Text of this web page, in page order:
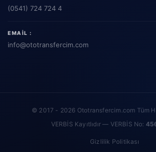
(0541) 724 724 4
EMAIL :
info@ototransfercim.com
© 2017 - 2026 Ototransfercim.com Tüm
VERBİS Kayıtlıdır — VERBİS No:
Gizlilik Politikası